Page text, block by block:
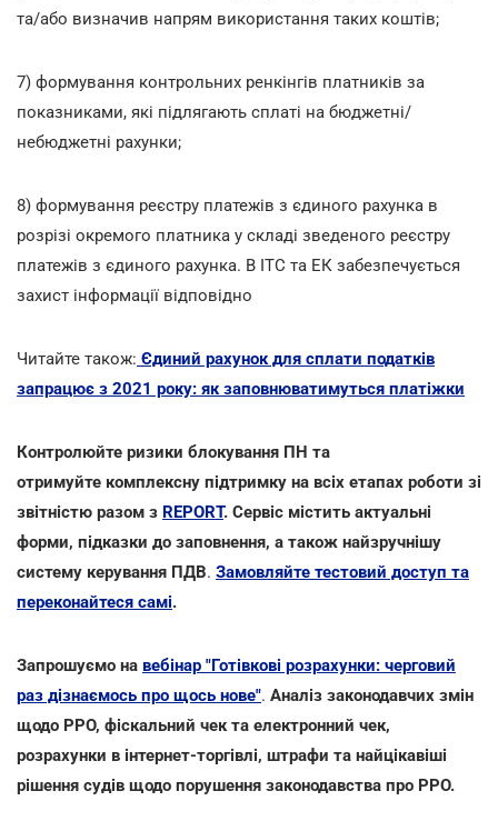
та/або визначив напрям використання таких коштів;
7) формування контрольних ренкінгів платників за
показниками, які підлягають сплаті на бюджетні/
небюджетні рахунки;
8) формування реєстру платежів з єдиного рахунка в
розрізі окремого платника у складі зведеного реєстру
платежів з єдиного рахунка. В ІТС та ЕК забезпечується
захист інформації відповідно
Читайте також: Єдиний рахунок для сплати податків
запрацює з 2021 року: як заповнюватимуться платіжки
Контролюйте ризики блокування ПН та
отримуйте комплексну підтримку на всіх етапах роботи зі
звітністю разом з REPORT. Сервіс містить актуальні
форми, підказки до заповнення, а також найзручнішу
систему керування ПДВ. Замовляйте тестовий доступ та
переконайтеся самі.
Запрошуємо на вебінар "Готівкові розрахунки: черговий
раз дізнаємось про щось нове". Аналіз законодавчих змін
щодо РРО, фіскальний чек та електронний чек,
розрахунки в інтернет-торгівлі, штрафи та найцікавіші
рішення судів щодо порушення законодавства про РРО.